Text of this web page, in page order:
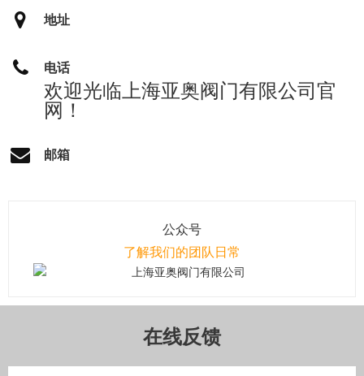
地址
电话
欢迎光临上海亚奥阀门有限公司官
网！
邮箱
公众号
了解我们的团队日常
在线反馈